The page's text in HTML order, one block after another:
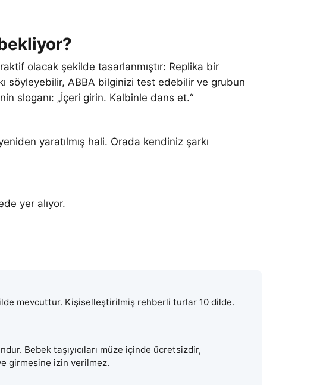
olacak şekilde tasarlanmıştır: Replika bir
söyleyebilir, ABBA bilginizi test edebilir ve grubun
sloganı: „İçeri girin. Kalbinle dans et.“
yaratılmış hali. Orada kendiniz şarkı
yer alıyor.
mevcuttur. Kişiselleştirilmiş rehberli turlar 10 dilde.
Bebek taşıyıcıları müze içinde ücretsizdir,
girmesine izin verilmez.